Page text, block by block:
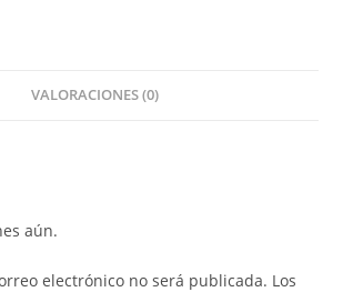
VALORACIONES (0)
aún.
electrónico no será publicada. Los